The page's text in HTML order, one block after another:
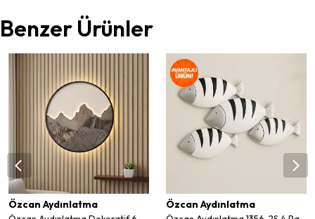
Benzer Ürünler
Özcan Aydınlatma Özcan Aydınlatma